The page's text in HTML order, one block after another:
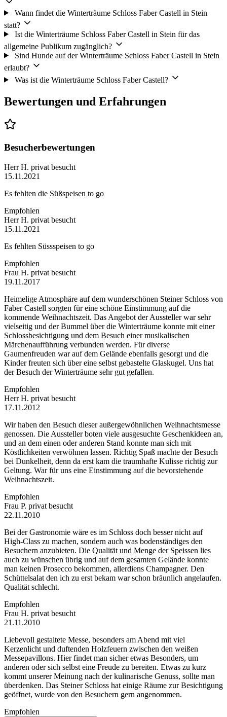
Wann findet die Winterträume Schloss Faber Castell in Stein
statt?
Ist die Winterträume Schloss Faber Castell in Stein für das
allgemeine Publikum zugänglich?
Sind Hunde auf der Winterträume Schloss Faber Castell in Stein
erlaubt?
Was ist die Winterträume Schloss Faber Castell?
Bewertungen und Erfahrungen
Besucherbewertungen
Herr H. privat besucht
15.11.2021
Es fehlten die Süßspeisen to go
Empfohlen
Herr H. privat besucht
15.11.2021
Es fehlten Süssspeisen to go
Empfohlen
Frau H. privat besucht
19.11.2017
Heimelige Atmosphäre auf dem wunderschönen Steiner Schloss von
Faber Castell sorgten für eine schöne Einstimmung auf die
kommende Weihnachtszeit. Das Angebot der Aussteller war sehr
vielseitig und der Bummel über die Winterträume konnte mit einer
Schlossbesichtigung und dem Besuch einer musikalischen
Märchenaufführung verbunden werden. Für diverse
Gaumenfreuden war auf dem Gelände ebenfalls gesorgt und die
Kinder freuten sich über eine selbst gebastelte Glaskugel. Uns hat
der Besuch der Winterträume sehr gut gefallen.
Empfohlen
Herr H. privat besucht
17.11.2012
Wir haben den Besuch dieser außergewöhnlichen Weihnachtsmesse
genossen. Die Aussteller boten viele ausgesuchte Geschenkideen an,
und an dem einen oder anderen Stand konnte man sich mit
Köstlichkeiten verwöhnen lassen. Richtig Spaß machte der Besuch
bei Dunkelheit, denn da erst kam die traumhafte Kulisse richtig zur
Geltung. War für uns eine Einstimmung auf die bevorstehende
Weihnachtszeit.
Empfohlen
Frau P. privat besucht
22.11.2010
Bei der Gastronomie wäre es im Schloss doch besser nicht auf
High-Class zu machen, sondern auch was bodenständiges den
Besuchern anzubieten. Die Qualität und Menge der Speissen lies
auch zu wünschen übrig und auf dem gesamten Gelände konnte
man keinen Prosecco bekommen, allerdiens Champagner. Den
Schüttelsalat den ich zu erst bekam war schon bräunlich angelaufen.
Qualität schlecht.
Empfohlen
Frau H. privat besucht
21.11.2010
Liebevoll gestaltete Messe, besonders am Abend mit viel
Kerzenlicht und duftenden Holzfeuern zwischen den weißen
Messepavillons. Hier findet man sicher etwas Besonders, um
anderen oder sich selbst eine Freude zu bereiten. Etwas zu kurz
kommt unserer Meinung nach der kulinarische Genuss, sollte man
überdenken. Das Steiner Schloss hat einige Räume zur Besichtigung
geöffnet, wurde von den Besuchern gern angenommen.
Empfohlen